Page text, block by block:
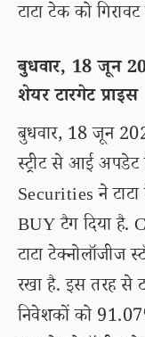
टाटा टेक को
बुधवार, 18 जून
शेयर टारगेट प्राइस
बुधवार, 18 जून
स्ट्रीट से आई
Securities ने
BUY टैग दिया है.
टाटा टेक्नोलॉजीज
रखा है. इस तरह से
निवेशकों को